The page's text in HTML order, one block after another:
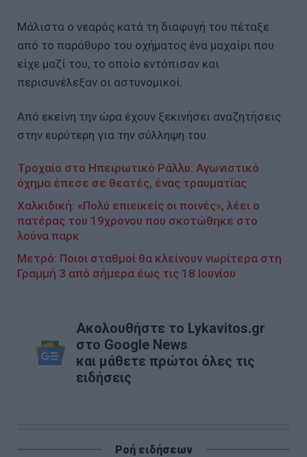
Μάλιστα ο νεαρός κατά τη διαφυγή του πέταξε
από το παράθυρο του οχήματος ένα μαχαίρι που
είχε μαζί του, το οποίο εντόπισαν και
περισυνέλεξαν οι αστυνομικοί.
Από εκείνη την ώρα έχουν ξεκινήσει αναζητήσεις
στην ευρύτερη για την σύλληψη του.
Τροχαίο στο Ηπειρωτικό Ράλλυ: Αγωνιστικό
όχημα έπεσε σε θεατές, ένας τραυματίας
Χαλκιδική: «Πολύ επιεικείς οι ποινές», λέει ο
πατέρας του 19χρονου που σκοτώθηκε στο
λούνα παρκ
Μετρό: Ποιοι σταθμοί θα κλείνουν νωρίτερα στη
Γραμμή 3 από σήμερα έως τις 18 Ιουνίου
Ακολουθήστε το Lykavitos.gr
στο Google News
και μάθετε πρώτοι όλες τις
ειδήσεις
Ροή ειδήσεων